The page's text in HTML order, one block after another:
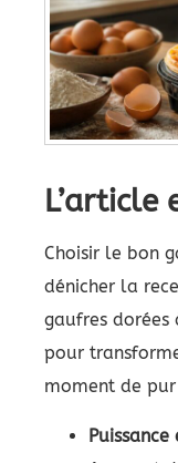
L’article
Choisir le bon
dénicher la
gaufres dorées
pour
moment de